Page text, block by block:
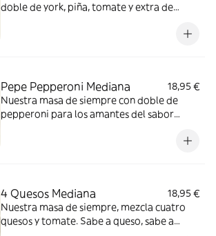
doble de york, piña, tomate y extra de
Pepe Pepperoni Mediana
18,95 €
Nuestra masa de siempre con doble de
pepperoni para los amantes del sabor
4 Quesos Mediana
18,95 €
Nuestra masa de siempre, mezcla cuatro
quesos y tomate. Sabe a queso, sabe a